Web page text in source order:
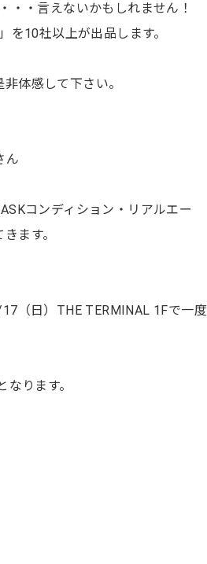
・・言えないかもしれません！
を10社以上が出品します。
体感して下さい。
ん
コンディション・リアルエー
ます。
（日）THE TERMINAL 1Fで一度
ります。